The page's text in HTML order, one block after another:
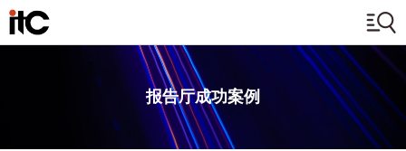
报告厅成功案例